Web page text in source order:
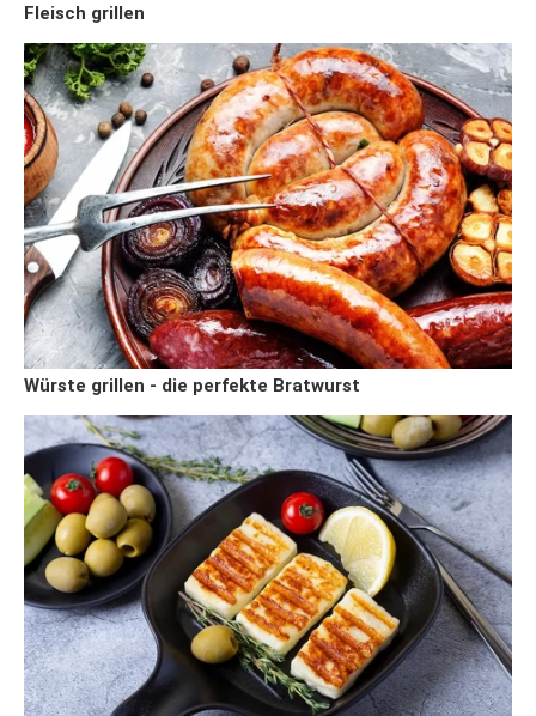
Fleisch grillen
Würste grillen - die perfekte Bratwurst